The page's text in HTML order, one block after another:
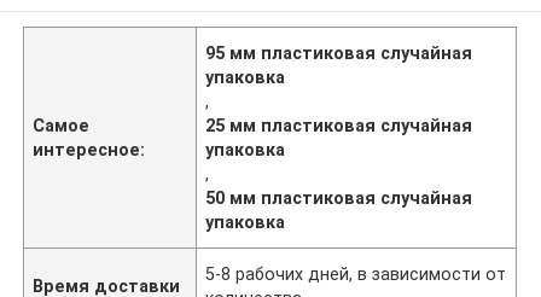
Самое
интересное:
95 мм пластиковая случайная
упаковка
,
25 мм пластиковая случайная
упаковка
,
50 мм пластиковая случайная
упаковка
Время доставки
5-8 рабочих дней, в зависимости от